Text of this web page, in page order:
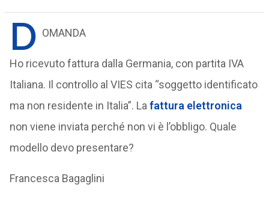
D OMANDA
Ho ricevuto fattura dalla Germania, con partita IVA
Italiana. Il controllo al VIES cita “soggetto identificato
ma non residente in Italia”. La fattura elettronica
non viene inviata perché non vi è l’obbligo. Quale
modello devo presentare?
Francesca Bagaglini